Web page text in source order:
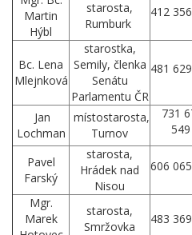
Martin
Hýbl
starosta,
Rumburk
412
Bc. Lena
Mlejnková
starostka,
Semily, členka
Senátu
Parlamentu ČR
481
Jan
Lochman
místostarosta,
Turnov
731
549
Pavel
Farský
starosta,
Hrádek nad
Nisou
606
Mgr.
Marek
starosta,
Smržovka
483